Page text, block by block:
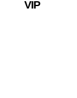
VIP